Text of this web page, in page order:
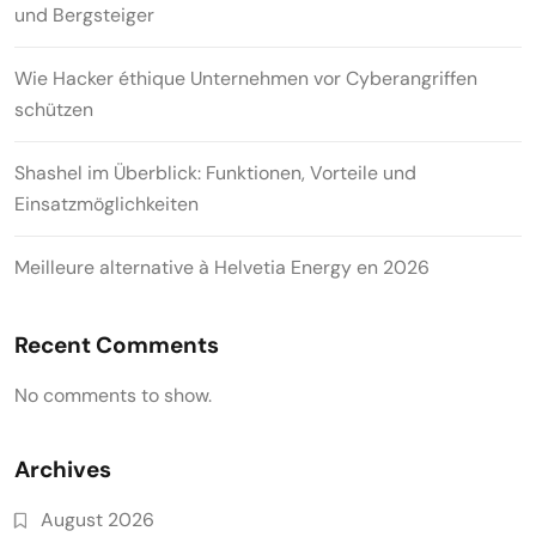
und Bergsteiger
Wie Hacker éthique Unternehmen vor Cyberangriffen
schützen
Shashel im Überblick: Funktionen, Vorteile und
Einsatzmöglichkeiten
Meilleure alternative à Helvetia Energy en 2026
Recent Comments
No comments to show.
Archives
August 2026